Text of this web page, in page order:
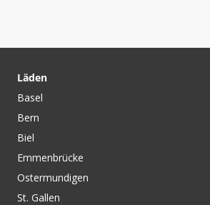
Läden
Basel
Bern
Biel
Emmenbrücke
Ostermundigen
St. Gallen